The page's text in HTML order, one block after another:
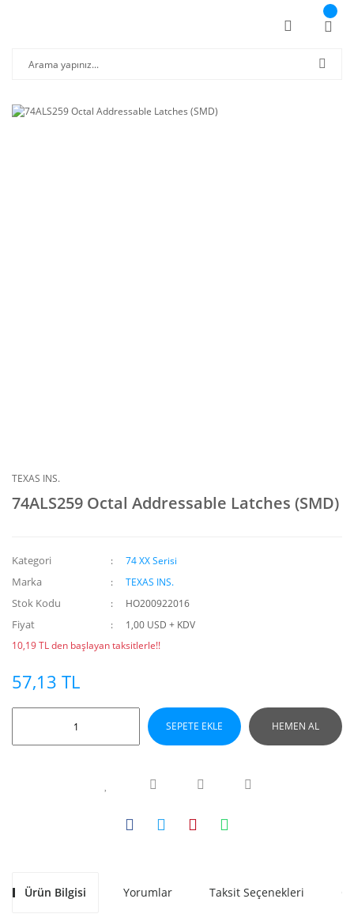
TEXAS INS.
74ALS259 Octal Addressable Latches (SMD)
Kategori 74 XX Serisi
Marka TEXAS INS.
Stok Kodu HO200922016
Fiyat
1,00 USD + KDV
10,19 TL den başlayan taksitlerle!!
57,13 TL
SEPETE EKLE HEMEN AL
Ürün Bilgisi Yorumlar Taksit Seçenekleri